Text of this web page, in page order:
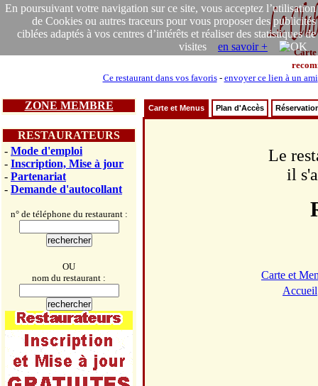
En poursuivant votre navigation sur ce site, vous acceptez l’utilisation
de Cookies ou autres traceurs pour vous proposer des publicités
ciblées adaptés à vos centres d’intérêts et réaliser des statistiques de
visites en savoir +
Carte
Ce restaurant dans vos favoris- envoyer ce lien à un ami
ZONE MEMBRE
RESTAURATEURS
- Mode d'emploi
- Inscription, Mise à jour
- Partenariat
- Demande d'autocollant
n° de téléphone du restaurant :
OU
nom du restaurant :
Carte et Menus Plan d'Accès
Le
il
Carte et
Accueil